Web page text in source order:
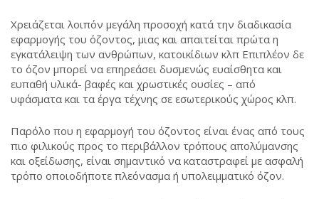
Χρειάζεται λοιπόν μεγάλη προσοχή κατά την διαδικασία
εφαρμογής του όζοντος, μιας και απαιτείται πρώτα η
εγκατάλειψη των ανθρώπων, κατοικίδιων κλπ Επιπλέον δε
το όζον μπορεί να επηρεάσει δυσμενώς ευαίσθητα και
ευπαθή υλικά- βαφές και χρωστικές ουσίες – από
υφάσματα και τα έργα τέχνης σε εσωτερικούς χώρος κλπ.
Παρόλο που η εφαρμογή του όζοντος είναι ένας από τους
πιο φιλικούς προς το περιβάλλον τρόπους απολύμανσης
και οξείδωσης, είναι σημαντικό να καταστραφεί με ασφαλή
τρόπο οποιοδήποτε πλεόνασμα ή υπολειμματικό όζον.